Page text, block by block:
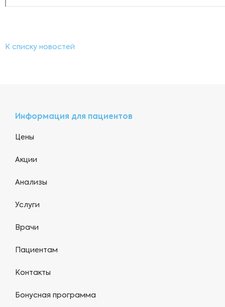
К списку новостей
Информация для пациентов
Цены
Акции
Анализы
Услуги
Врачи
Пациентам
Контакты
Бонусная программа